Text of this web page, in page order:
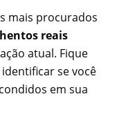
mais procurados
reais
atual. Fique
se você
em sua